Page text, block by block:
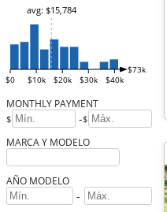
$0 $10k $20k $30k $40k
$73k
avg: $15,784
MONTHLY PAYMENT
$ -$
MARCA Y MODELO
AÑO MODELO
-